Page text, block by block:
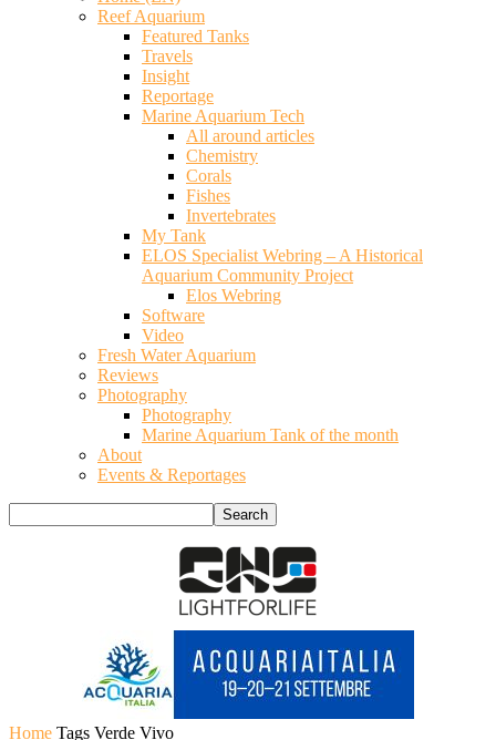
Reef Aquarium
Featured Tanks
Travels
Insight
Reportage
Marine Aquarium Tech
All around articles
Chemistry
Corals
Fishes
Invertebrates
My Tank
ELOS Specialist Webring – A Historical
Aquarium Community Project
Elos Webring
Software
Video
Fresh Water Aquarium
Reviews
Photography
Photography
Marine Aquarium Tank of the month
About
Events & Reportages
Home Tags Verde Vivo